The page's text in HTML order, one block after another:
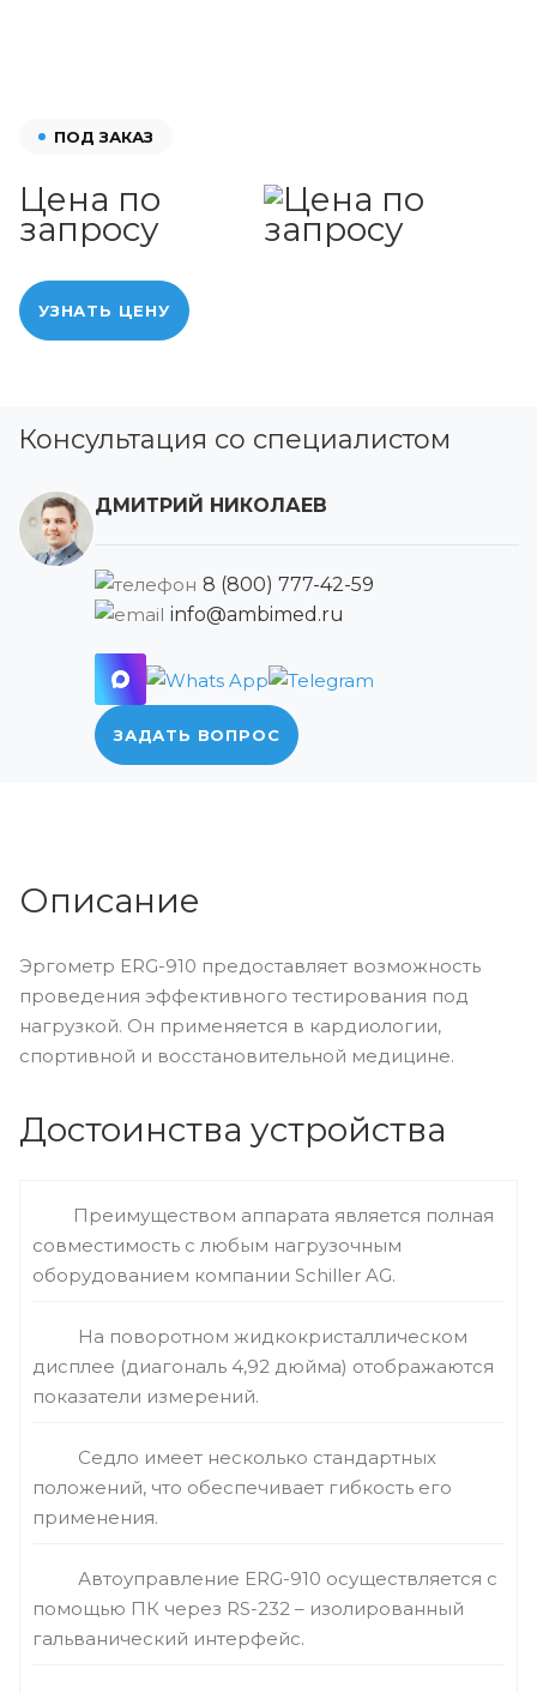
ПОД ЗАКАЗ
Цена по
запросу
УЗНАТЬ ЦЕНУ
Консультация со специалистом
ДМИТРИЙ НИКОЛАЕВ
8 (800) 777-42-59
info@ambimed.ru
ЗАДАТЬ ВОПРОС
Описание
Эргометр ERG-910 предоставляет возможность
проведения эффективного тестирования под
нагрузкой. Он применяется в кардиологии,
спортивной и восстановительной медицине.
Достоинства устройства
Преимуществом аппарата является полная
совместимость с любым нагрузочным
оборудованием компании Schiller AG.
На поворотном жидкокристаллическом
дисплее (диагональ 4,92 дюйма) отображаются
показатели измерений.
Седло имеет несколько стандартных
положений, что обеспечивает гибкость его
применения.
Автоуправление ERG-910 осуществляется с
помощью ПК через RS-232 – изолированный
гальванический интерфейс.